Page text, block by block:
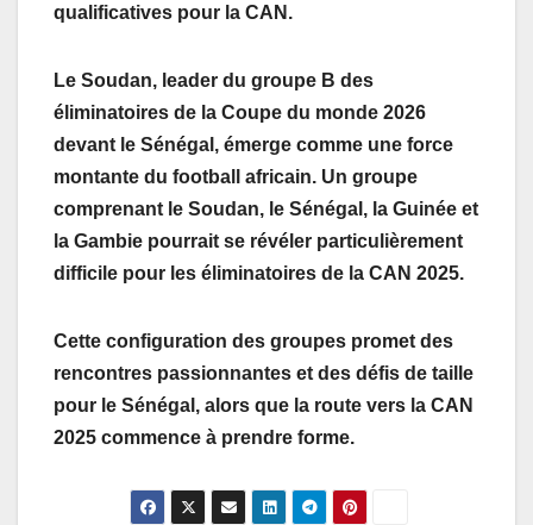
qualificatives pour la CAN.
Le Soudan, leader du groupe B des
éliminatoires de la Coupe du monde 2026
devant le Sénégal, émerge comme une force
montante du football africain. Un groupe
comprenant le Soudan, le Sénégal, la Guinée et
la Gambie pourrait se révéler particulièrement
difficile pour les éliminatoires de la CAN 2025.
Cette configuration des groupes promet des
rencontres passionnantes et des défis de taille
pour le Sénégal, alors que la route vers la CAN
2025 commence à prendre forme.